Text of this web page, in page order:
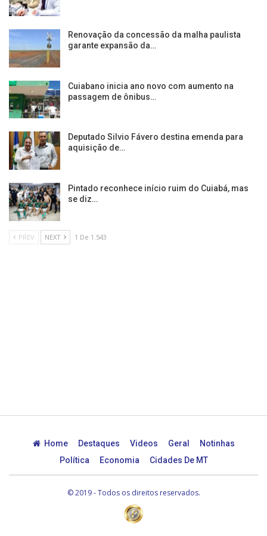
Renovação da concessão da malha paulista
garante expansão da…
Cuiabano inicia ano novo com aumento na
passagem de ônibus…
Deputado Silvio Fávero destina emenda para
aquisição de…
Pintado reconhece início ruim do Cuiabá, mas
se diz…
PREV NEXT 1 De 1.543
Home Destaques Videos Geral
Notinhas
Política
Economia Cidades De MT
© 2019 - Todos os direitos reservados.